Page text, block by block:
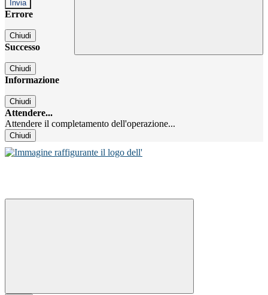
Errore
Chiudi
Successo
Chiudi
Informazione
Chiudi
Attendere...
Attendere il completamento dell'operazione...
Chiudi